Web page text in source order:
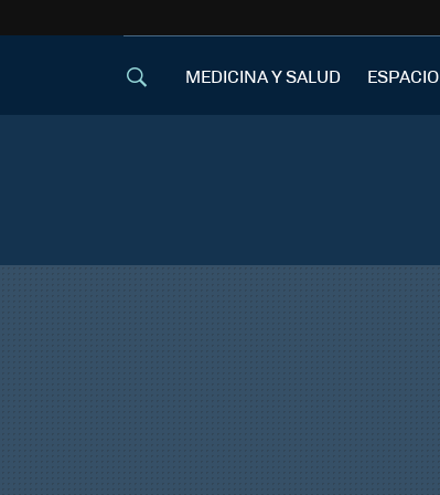
MEDICINA Y SALUD ESPACIO